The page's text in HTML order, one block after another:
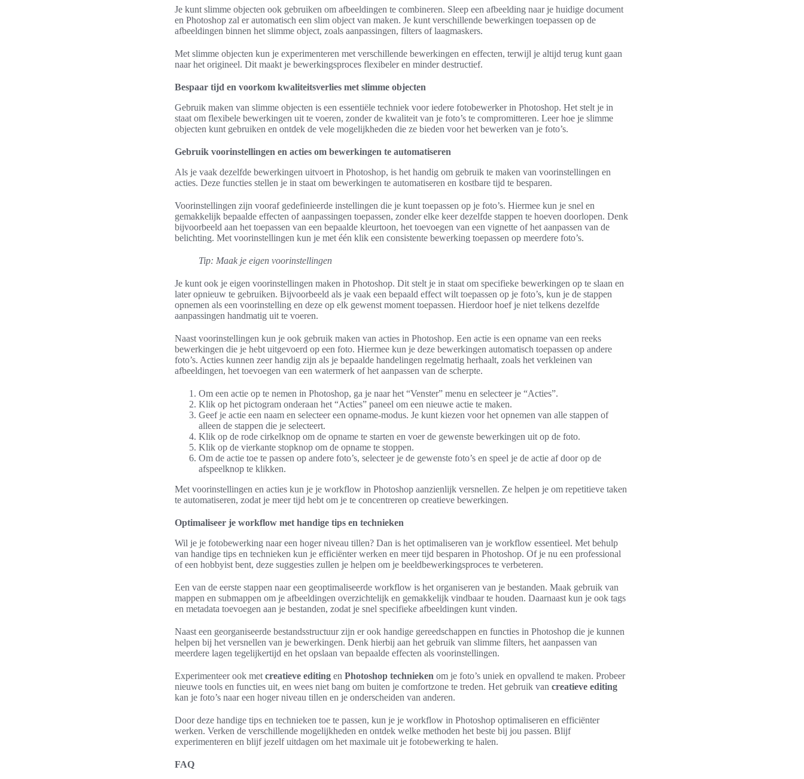
Je kunt slimme objecten ook gebruiken om afbeeldingen te combineren. Sleep een afbeelding naar je huidige document
en Photoshop zal er automatisch een slim object van maken. Je kunt verschillende bewerkingen toepassen op de
afbeeldingen binnen het slimme object, zoals aanpassingen, filters of laagmaskers.
Met slimme objecten kun je experimenteren met verschillende bewerkingen en effecten, terwijl je altijd terug kunt gaan
naar het origineel. Dit maakt je bewerkingsproces flexibeler en minder destructief.
Bespaar tijd en voorkom kwaliteitsverlies met slimme objecten
Gebruik maken van slimme objecten is een essentiële techniek voor iedere fotobewerker in Photoshop. Het stelt je in
staat om flexibele bewerkingen uit te voeren, zonder de kwaliteit van je foto’s te compromitteren. Leer hoe je slimme
objecten kunt gebruiken en ontdek de vele mogelijkheden die ze bieden voor het bewerken van je foto’s.
Gebruik voorinstellingen en acties om bewerkingen te automatiseren
Als je vaak dezelfde bewerkingen uitvoert in Photoshop, is het handig om gebruik te maken van voorinstellingen en
acties. Deze functies stellen je in staat om bewerkingen te automatiseren en kostbare tijd te besparen.
Voorinstellingen zijn vooraf gedefinieerde instellingen die je kunt toepassen op je foto’s. Hiermee kun je snel en
gemakkelijk bepaalde effecten of aanpassingen toepassen, zonder elke keer dezelfde stappen te hoeven doorlopen. Denk
bijvoorbeeld aan het toepassen van een bepaalde kleurtoon, het toevoegen van een vignette of het aanpassen van de
belichting. Met voorinstellingen kun je met één klik een consistente bewerking toepassen op meerdere foto’s.
Tip: Maak je eigen voorinstellingen
Je kunt ook je eigen voorinstellingen maken in Photoshop. Dit stelt je in staat om specifieke bewerkingen op te slaan en
later opnieuw te gebruiken. Bijvoorbeeld als je vaak een bepaald effect wilt toepassen op je foto’s, kun je de stappen
opnemen als een voorinstelling en deze op elk gewenst moment toepassen. Hierdoor hoef je niet telkens dezelfde
aanpassingen handmatig uit te voeren.
Naast voorinstellingen kun je ook gebruik maken van acties in Photoshop. Een actie is een opname van een reeks
bewerkingen die je hebt uitgevoerd op een foto. Hiermee kun je deze bewerkingen automatisch toepassen op andere
foto’s. Acties kunnen zeer handig zijn als je bepaalde handelingen regelmatig herhaalt, zoals het verkleinen van
afbeeldingen, het toevoegen van een watermerk of het aanpassen van de scherpte.
Om een actie op te nemen in Photoshop, ga je naar het “Venster” menu en selecteer je “Acties”.
Klik op het pictogram onderaan het “Acties” paneel om een nieuwe actie te maken.
Geef je actie een naam en selecteer een opname-modus. Je kunt kiezen voor het opnemen van alle stappen of
alleen de stappen die je selecteert.
Klik op de rode cirkelknop om de opname te starten en voer de gewenste bewerkingen uit op de foto.
Klik op de vierkante stopknop om de opname te stoppen.
Om de actie toe te passen op andere foto’s, selecteer je de gewenste foto’s en speel je de actie af door op de
afspeelknop te klikken.
Met voorinstellingen en acties kun je je workflow in Photoshop aanzienlijk versnellen. Ze helpen je om repetitieve taken
te automatiseren, zodat je meer tijd hebt om je te concentreren op creatieve bewerkingen.
Optimaliseer je workflow met handige tips en technieken
Wil je je fotobewerking naar een hoger niveau tillen? Dan is het optimaliseren van je workflow essentieel. Met behulp
van handige tips en technieken kun je efficiënter werken en meer tijd besparen in Photoshop. Of je nu een professional
of een hobbyist bent, deze suggesties zullen je helpen om je beeldbewerkingsproces te verbeteren.
Een van de eerste stappen naar een geoptimaliseerde workflow is het organiseren van je bestanden. Maak gebruik van
mappen en submappen om je afbeeldingen overzichtelijk en gemakkelijk vindbaar te houden. Daarnaast kun je ook tags
en metadata toevoegen aan je bestanden, zodat je snel specifieke afbeeldingen kunt vinden.
Naast een georganiseerde bestandsstructuur zijn er ook handige gereedschappen en functies in Photoshop die je kunnen
helpen bij het versnellen van je bewerkingen. Denk hierbij aan het gebruik van slimme filters, het aanpassen van
meerdere lagen tegelijkertijd en het opslaan van bepaalde effecten als voorinstellingen.
Experimenteer ook met creatieve editing en Photoshop technieken om je foto’s uniek en opvallend te maken. Probeer
nieuwe tools en functies uit, en wees niet bang om buiten je comfortzone te treden. Het gebruik van creatieve editing
kan je foto’s naar een hoger niveau tillen en je onderscheiden van anderen.
Door deze handige tips en technieken toe te passen, kun je je workflow in Photoshop optimaliseren en efficiënter
werken. Verken de verschillende mogelijkheden en ontdek welke methoden het beste bij jou passen. Blijf
experimenteren en blijf jezelf uitdagen om het maximale uit je fotobewerking te halen.
FAQ